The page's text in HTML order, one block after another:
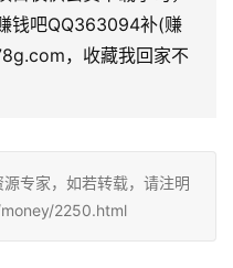
钱吧QQ363094补(赚
，收藏我回家不
专家，如若转载，请注明
2250.html